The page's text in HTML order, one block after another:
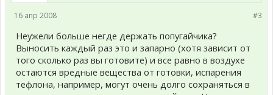
#3
16 апр 2008
Неужели больше негде держать попугайчика?
Выносить каждый раз это и запарно (хотя зависит от
того сколько раз вы готовите) и все равно в воздухе
остаются вредные вещества от готовки, испарения
тефлона, например, могут очень долго сохраняться в